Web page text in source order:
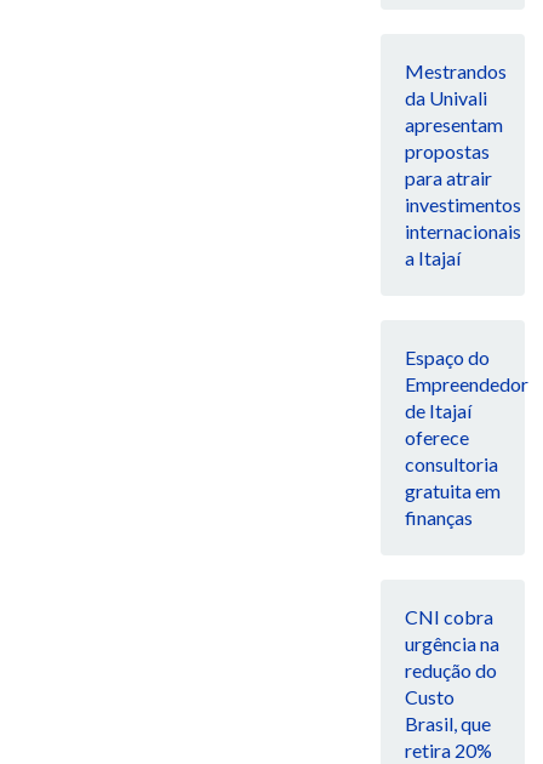
Mestrandos
da Univali
apresentam
propostas
para atrair
investimentos
internacionais
a Itajaí
Espaço do
Empreendedor
de Itajaí
oferece
consultoria
gratuita em
finanças
CNI cobra
urgência na
redução do
Custo
Brasil, que
retira 20%